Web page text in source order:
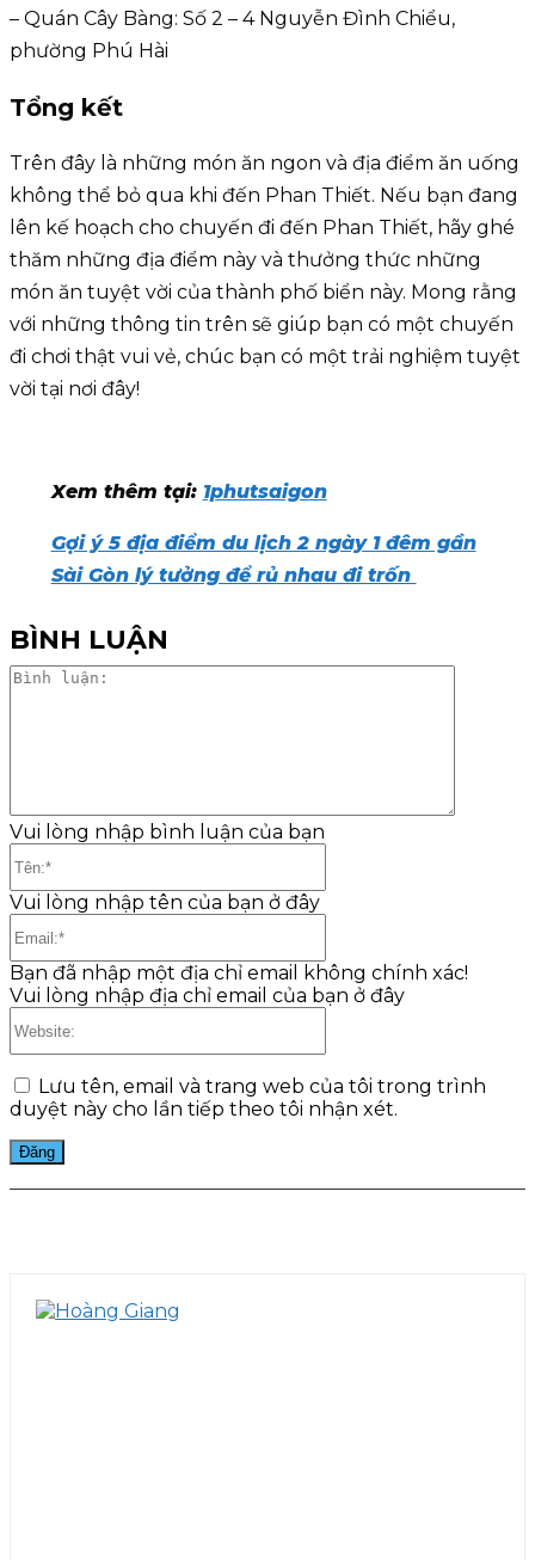
– Quán Cây Bàng: Số 2 – 4 Nguyễn Đình Chiểu,
phường Phú Hài
Tổng kết
Trên đây là những món ăn ngon và địa điểm ăn uống
không thể bỏ qua khi đến Phan Thiết. Nếu bạn đang
lên kế hoạch cho chuyến đi đến Phan Thiết, hãy ghé
thăm những địa điểm này và thưởng thức những
món ăn tuyệt vời của thành phố biển này. Mong rằng
với những thông tin trên sẽ giúp bạn có một chuyến
đi chơi thật vui vẻ, chúc bạn có một trải nghiệm tuyệt
vời tại nơi đây!
Xem thêm tại: 1phutsaigon
Gợi ý 5 địa điểm du lịch 2 ngày 1 đêm gần
Sài Gòn lý tưởng để rủ nhau đi trốn
BÌNH LUẬN
Vui lòng nhập bình luận của bạn
Vui lòng nhập tên của bạn ở đây
Bạn đã nhập một địa chỉ email không chính xác!
Vui lòng nhập địa chỉ email của bạn ở đây
Lưu tên, email và trang web của tôi trong trình
duyệt này cho lần tiếp theo tôi nhận xét.